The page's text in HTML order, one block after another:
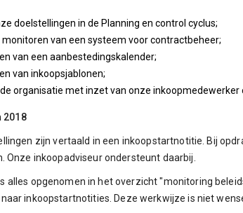
doelstellingen in de Planning en control cyclus;
monitoren van een systeem voor contractbeheer;
van een aanbestedingskalender;
van inkoopsjablonen;
organisatie met inzet van onze inkoopmedewerker
2018
zijn vertaald in een inkoopstartnotitie. Bij
inkoopadviseur ondersteunt daarbij.
alles opgenomen in het overzicht "monitoring
inkoopstartnotities. Deze werkwijze is niet